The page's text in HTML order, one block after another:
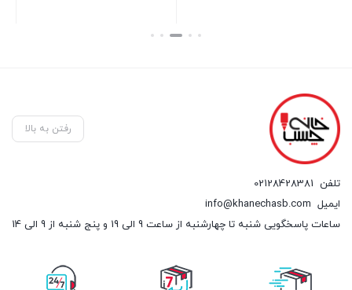
بستن
رفتن به بالا
تلفن 02128428381
ایمیل info@khanechasb.com
ساعات پاسخگویی شنبه تا چهارشنبه از ساعت 9 الی 19 و پنج شنبه از 9 الی 14